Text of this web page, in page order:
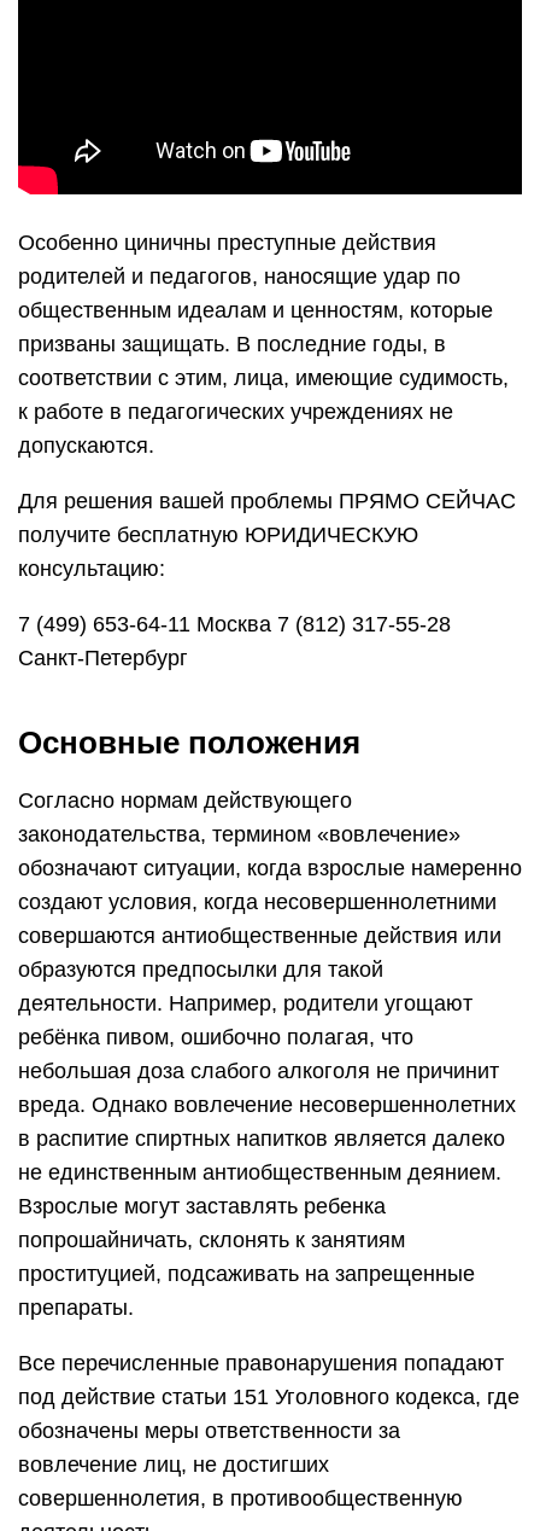
Особенно циничны преступные действия
родителей и педагогов, наносящие удар по
общественным идеалам и ценностям, которые
призваны защищать. В последние годы, в
соответствии с этим, лица, имеющие судимость,
к работе в педагогических учреждениях не
допускаются.
Для решения вашей проблемы ПРЯМО СЕЙЧАС
получите бесплатную ЮРИДИЧЕСКУЮ
консультацию:
7 (499) 653-64-11 Москва 7 (812) 317-55-28
Санкт-Петербург
Основные положения
Согласно нормам действующего
законодательства, термином «вовлечение»
обозначают ситуации, когда взрослые намеренно
создают условия, когда несовершеннолетними
совершаются антиобщественные действия или
образуются предпосылки для такой
деятельности. Например, родители угощают
ребёнка пивом, ошибочно полагая, что
небольшая доза слабого алкоголя не причинит
вреда. Однако вовлечение несовершеннолетних
в распитие спиртных напитков является далеко
не единственным антиобщественным деянием.
Взрослые могут заставлять ребенка
попрошайничать, склонять к занятиям
проституцией, подсаживать на запрещенные
препараты.
Все перечисленные правонарушения попадают
под действие статьи 151 Уголовного кодекса, где
обозначены меры ответственности за
вовлечение лиц, не достигших
совершеннолетия, в противообщественную